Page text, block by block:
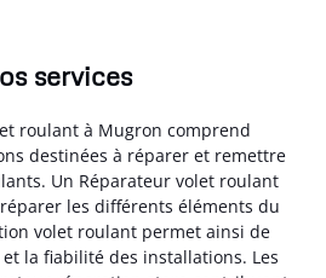
services
roulant à Mugron comprend
destinées à réparer et remettre
Un Réparateur volet roulant
les différents éléments du
volet roulant permet ainsi de
la fiabilité des installations. Les